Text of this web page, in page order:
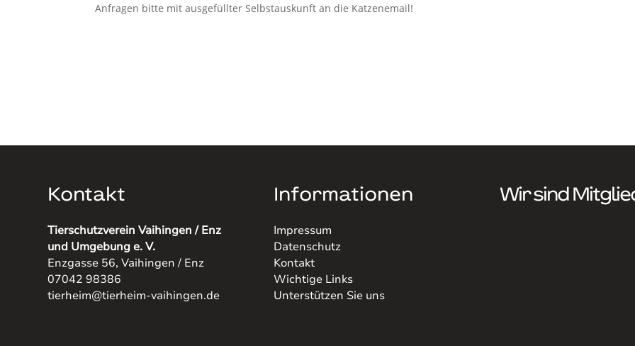
Anfragen bitte mit ausgefüllter Selbstauskunft an die Katzenemail!
Kontakt
Tierschutzverein Vaihingen / Enz
und Umgebung e. V.
Enzgasse 56, Vaihingen / Enz
07042 98386
tierheim@tierheim-vaihingen.de
Informationen
Impressum
Datenschutz
Kontakt
Wichtige Links
Unterstützen Sie uns
Wir sind